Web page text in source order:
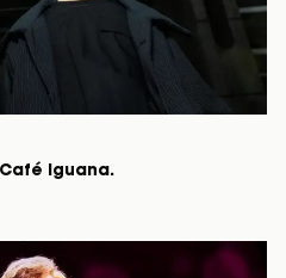
Iguana.